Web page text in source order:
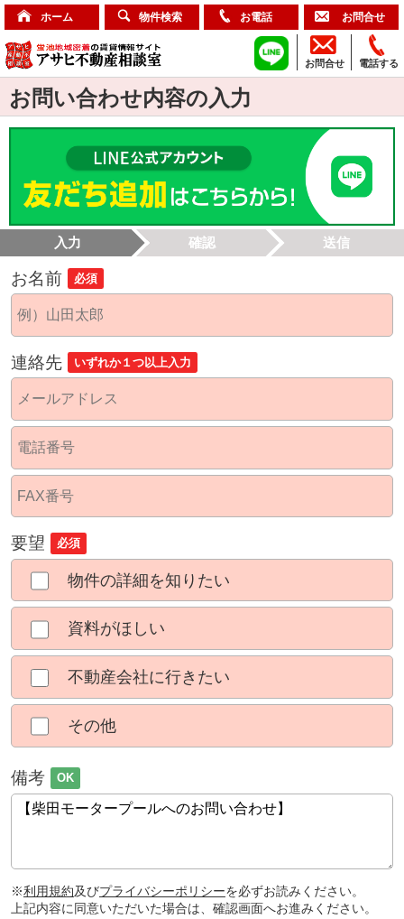
ホーム 物件検索 お電話 お問合せ
電話する
お問合せ
お問い合わせ内容の入力
入力 確認 送信
お名前 必須
連絡先 いずれか１つ以上入力
要望 必須
物件の詳細を知りたい
資料がほしい
不動産会社に行きたい
その他
備考 OK
※利用規約及びプライバシーポリシーを必ずお読みください。
上記内容に同意いただいた場合は、確認画面へお進みください。